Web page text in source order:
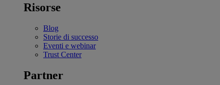
Risorse
Blog
Storie di successo
Eventi e webinar
Trust Center
Partner